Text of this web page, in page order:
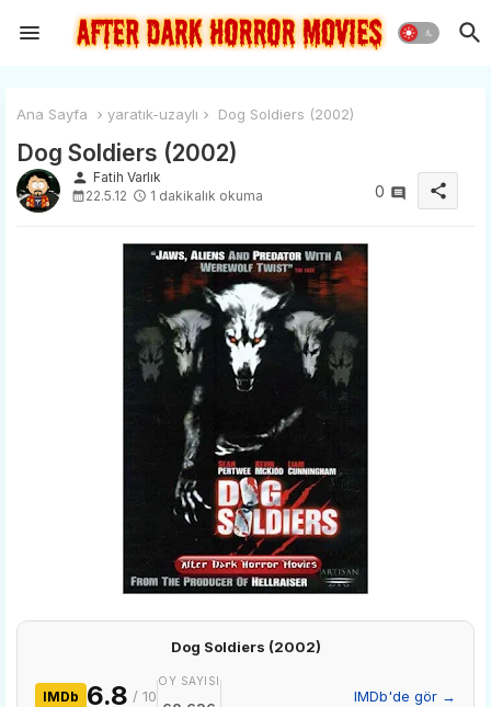
Ana Sayfa yaratık-uzaylı Dog Soldiers (2002)
Dog Soldiers (2002)
person Fatih Varlık
22.5.12
1 dakikalık okuma 0 share
Dog Soldiers (2002)
IMDb 6.8 / 10
OY SAYISI
IMDb'de gör →